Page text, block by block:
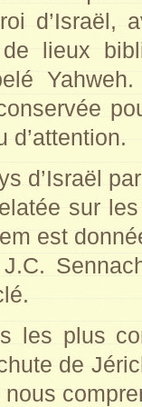
d’Israël,
de lieux
d’attention.
d’Israël
sur
est
J.C.
les plus
de